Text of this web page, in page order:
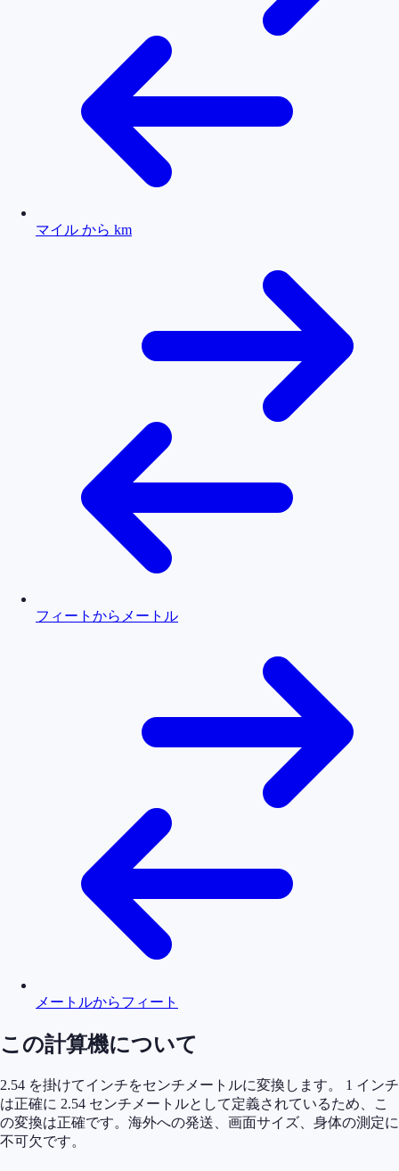
マイル から km
フィートからメートル
メートルからフィート
この計算機について
2.54 を掛けてインチをセンチメートルに変換します。 1 インチ
は正確に 2.54 センチメートルとして定義されているため、こ
の変換は正確です。海外への発送、画面サイズ、身体の測定に
不可欠です。